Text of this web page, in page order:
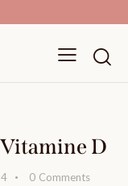
D
0 Comments